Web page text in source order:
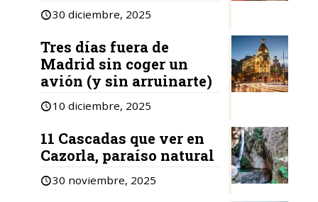
30 diciembre, 2025
Tres días fuera de
Madrid sin coger un
avión (y sin arruinarte)
10 diciembre, 2025
11 Cascadas que ver en
Cazorla, paraíso natural
30 noviembre, 2025